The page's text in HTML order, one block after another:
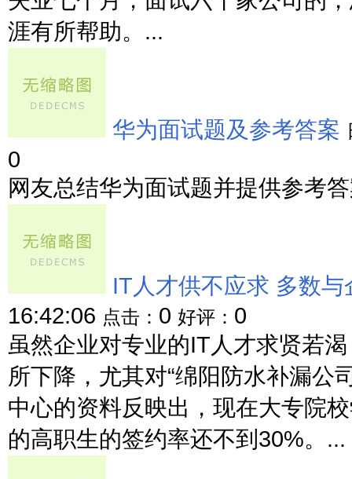
涯有所帮助。...
华为面试题及参考答案
0
网友总结华为面试题并提供参考
IT人才供不应求 多数
16:42:06 点击： 0 好评： 0
虽然企业对专业的IT人才求贤若
所下降，尤其对“绵阳防水补漏公
中心的资料反映出，现在大专院
的高职生的签约率还不到30%。...